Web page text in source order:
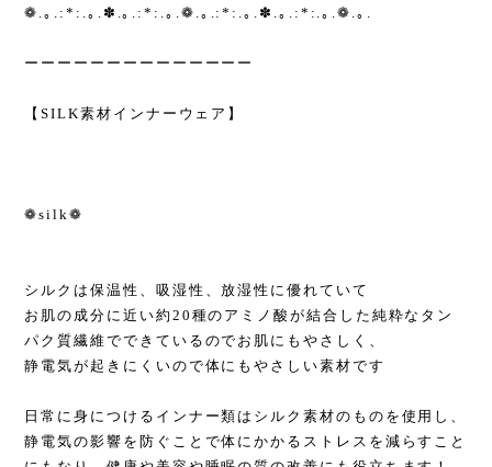
❁.｡.:*:.｡.✽.｡.:*:.｡.❁.｡.:*:.｡.✽.｡.:*:.｡.❁.｡.
ーーーーーーーーーーーーーー
【SILK素材インナーウェア】
❁silk❁
シルクは保温性、吸湿性、放湿性に優れていて
お肌の成分に近い約20種のアミノ酸が結合した純粋なタン
パク質繊維でできているのでお肌にもやさしく、
静電気が起きにくいので体にもやさしい素材です
日常に身につけるインナー類はシルク素材のものを使用し、
静電気の影響を防ぐことで体にかかるストレスを減らすこと